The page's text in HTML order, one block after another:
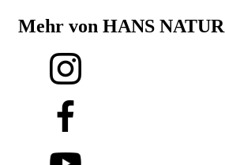
Mehr von HANS NATUR